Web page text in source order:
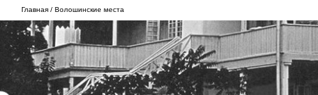
Главная / Волошинские места